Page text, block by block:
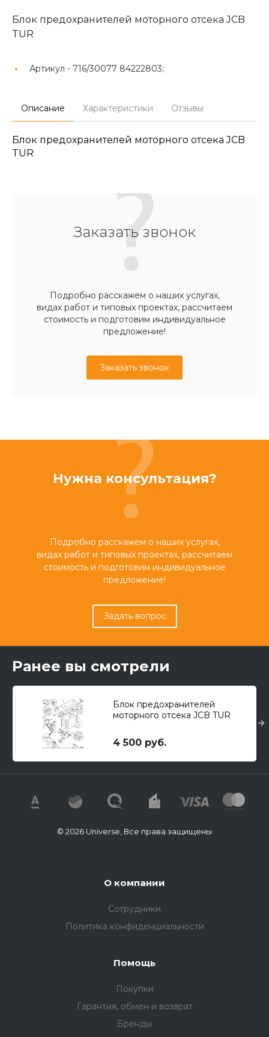
Блок предохранителей моторного отсека JCB
TUR
Артикул - 716/30077 84222803;
Описание Характеристики Отзывы
Блок предохранителей моторного отсека JCB
TUR
Заказать звонок
Подробно расскажем о наших услугах,
видах работ и типовых проектах, рассчитаем
стоимость и подготовим индивидуальное
предложение!
Заказать звонок
Нужна консультация?
Подробно расскажем о наших услугах,
видах работ и типовых проектах, рассчитаем
стоимость и подготовим индивидуальное
предложение!
Задать вопрос
Ранее вы смотрели
Блок предохранителей
моторного отсека JCB TUR
4 500 руб.
© 2026 Universe, Все права защищены
О компании
Сотрудники
Политика конфиденциальности
Помощь
Покупки
Гарантия, обмен и возврат
Бренды